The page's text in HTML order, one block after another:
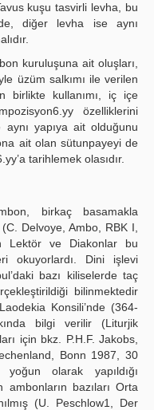
kuşu tasvirli levha, bu
diğer levha ise aynı
kuruluşuna ait oluşları,
üzüm salkımı ile verilen
birlikte kullanımı, iç içe
özelliklerini
aynı yapıya ait olduğunu
ait olan sütunpayeyi de
tarihlemek olasıdır.
birkaç basamakla
Delvoye, Ambo, RBK I,
Lektör ve Diakonlar bu
okuyorlardı. Dini işlevi
bazı kiliselerde taç
bilinmektedir
Konsili’nde (364-
bilgi verilir (Liturjik
için bkz. P.H.F. Jakobs,
Bonn 1987, 30
olarak yapıldığı
bazıları Orta
(U. Peschlow1, Der